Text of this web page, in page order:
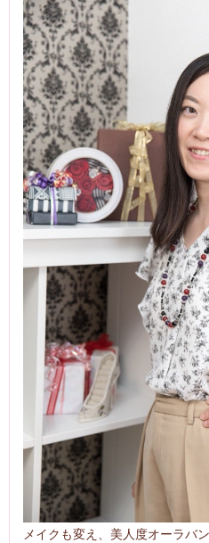
メイクも変え、美人度オーラバ